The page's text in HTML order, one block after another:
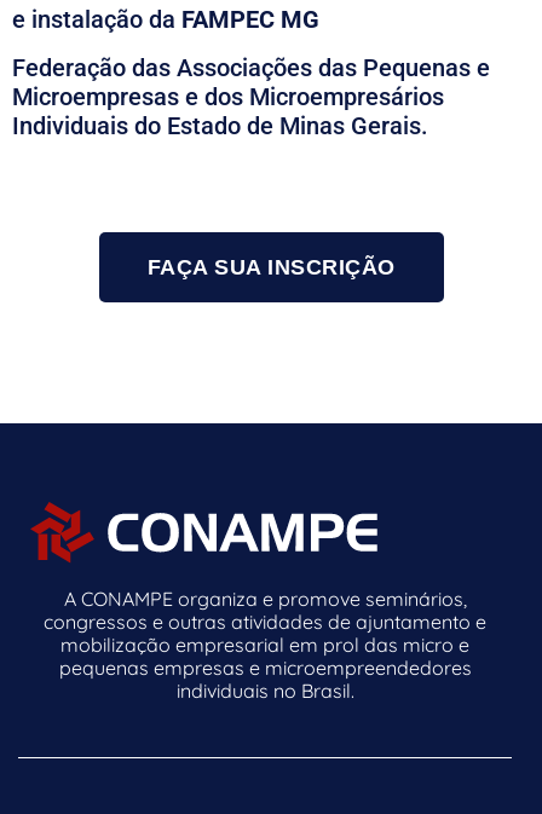
e instalação da FAMPEC MG
Federação das Associações das Pequenas e
Microempresas e dos Microempresários
Individuais do Estado de Minas Gerais.
FAÇA SUA INSCRIÇÃO
A CONAMPE organiza e promove seminários,
congressos e outras atividades de ajuntamento e
mobilização empresarial em prol das micro e
pequenas empresas e microempreendedores
individuais no Brasil.